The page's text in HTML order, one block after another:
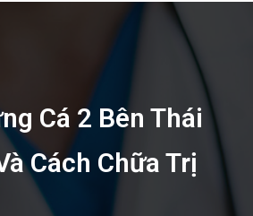
Cá 2 Bên Thái
Cách Chữa Trị